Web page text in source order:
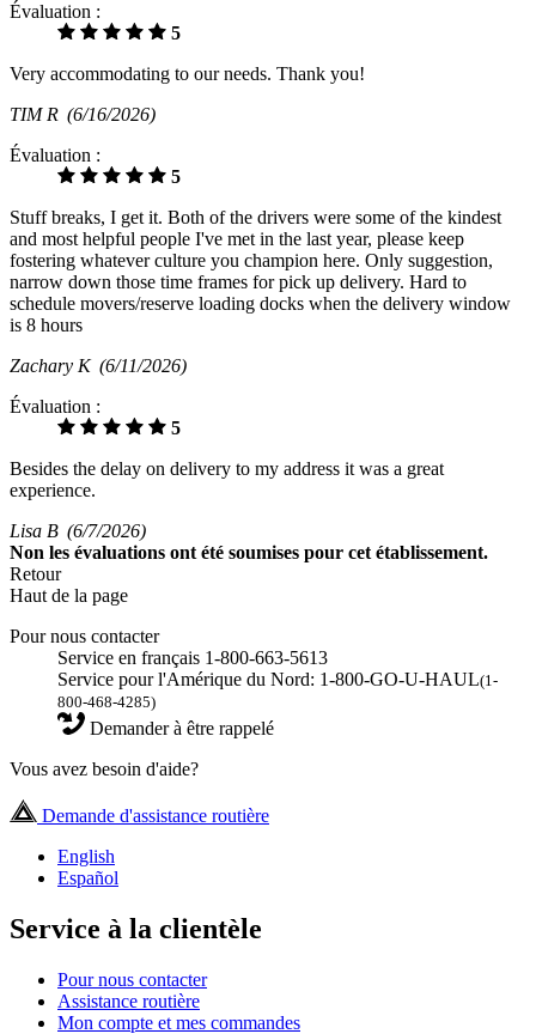
Évaluation :
5
Very accommodating to our needs. Thank you!
TIM R (6/16/2026)
Évaluation :
5
Stuff breaks, I get it. Both of the drivers were some of the kindest
and most helpful people I've met in the last year, please keep
fostering whatever culture you champion here. Only suggestion,
narrow down those time frames for pick up delivery. Hard to
schedule movers/reserve loading docks when the delivery window
is 8 hours
Zachary K (6/11/2026)
Évaluation :
5
Besides the delay on delivery to my address it was a great
experience.
Lisa B (6/7/2026)
Non les évaluations ont été soumises pour cet établissement.
Retour
Haut de la page
Pour nous contacter
Service en français 1-800-663-5613
Service pour l'Amérique du Nord: 1-800-GO-U-HAUL(1-
800-468-4285)
Demander à être rappelé
Vous avez besoin d'aide?
Demande d'assistance routière
English
Español
Service à la clientèle
Pour nous contacter
Assistance routière
Mon compte et mes commandes